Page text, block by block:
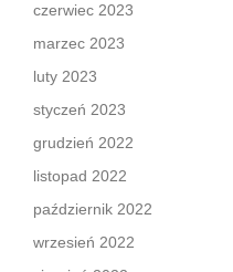
czerwiec 2023
marzec 2023
luty 2023
styczeń 2023
grudzień 2022
listopad 2022
październik 2022
wrzesień 2022